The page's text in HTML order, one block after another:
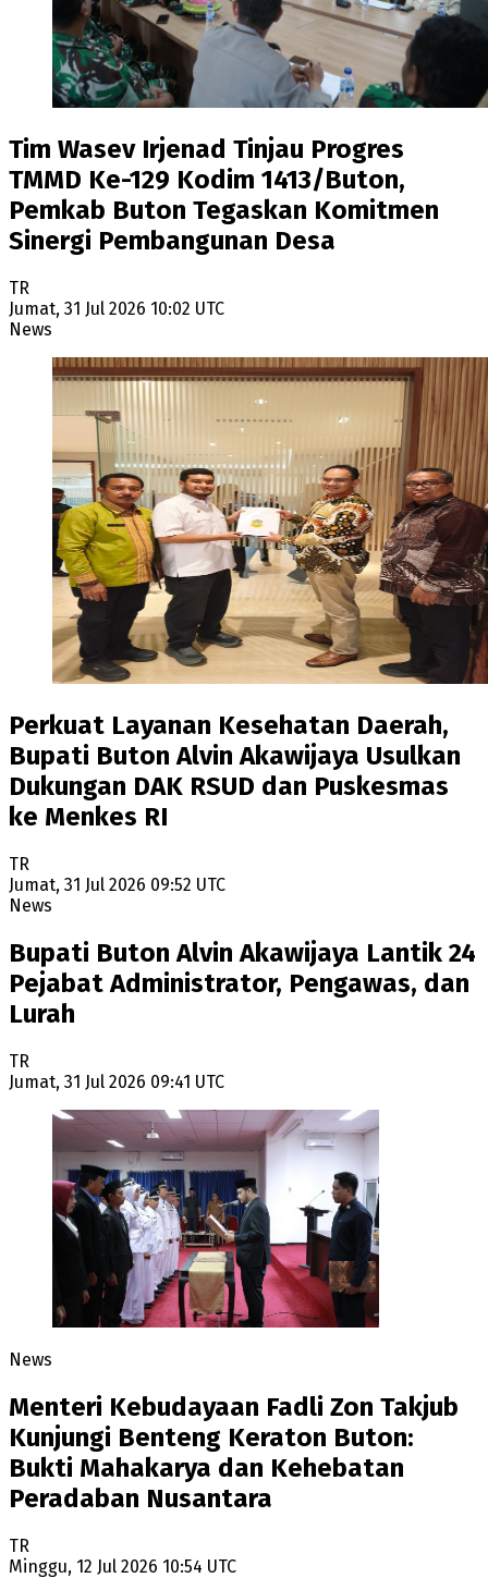
Tim Wasev Irjenad Tinjau Progres
TMMD Ke-129 Kodim 1413/Buton,
Pemkab Buton Tegaskan Komitmen
Sinergi Pembangunan Desa
TR
Jumat, 31 Jul 2026 10:02 UTC
News
Perkuat Layanan Kesehatan Daerah,
Bupati Buton Alvin Akawijaya Usulkan
Dukungan DAK RSUD dan Puskesmas
ke Menkes RI
TR
Jumat, 31 Jul 2026 09:52 UTC
News
Bupati Buton Alvin Akawijaya Lantik 24
Pejabat Administrator, Pengawas, dan
Lurah
TR
Jumat, 31 Jul 2026 09:41 UTC
News
Menteri Kebudayaan Fadli Zon Takjub
Kunjungi Benteng Keraton Buton:
Bukti Mahakarya dan Kehebatan
Peradaban Nusantara
TR
Minggu, 12 Jul 2026 10:54 UTC